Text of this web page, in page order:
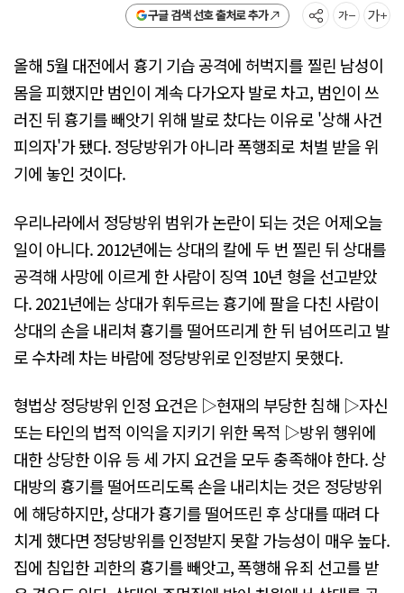
구글 검색 선호 출처로 추가
올해 5월 대전에서 흉기 기습 공격에 허벅지를 찔린 남성이
몸을 피했지만 범인이 계속 다가오자 발로 차고, 범인이 쓰
러진 뒤 흉기를 빼앗기 위해 발로 찼다는 이유로 '상해 사건
피의자'가 됐다. 정당방위가 아니라 폭행죄로 처벌 받을 위
기에 놓인 것이다.
우리나라에서 정당방위 범위가 논란이 되는 것은 어제오늘
일이 아니다. 2012년에는 상대의 칼에 두 번 찔린 뒤 상대를
공격해 사망에 이르게 한 사람이 징역 10년 형을 선고받았
다. 2021년에는 상대가 휘두르는 흉기에 팔을 다친 사람이
상대의 손을 내리쳐 흉기를 떨어뜨리게 한 뒤 넘어뜨리고 발
로 수차례 차는 바람에 정당방위로 인정받지 못했다.
형법상 정당방위 인정 요건은 ▷현재의 부당한 침해 ▷자신
또는 타인의 법적 이익을 지키기 위한 목적 ▷방위 행위에
대한 상당한 이유 등 세 가지 요건을 모두 충족해야 한다. 상
대방의 흉기를 떨어뜨리도록 손을 내리치는 것은 정당방위
에 해당하지만, 상대가 흉기를 떨어뜨린 후 상대를 때려 다
치게 했다면 정당방위를 인정받지 못할 가능성이 매우 높다.
집에 침입한 괴한의 흉기를 빼앗고, 폭행해 유죄 선고를 받